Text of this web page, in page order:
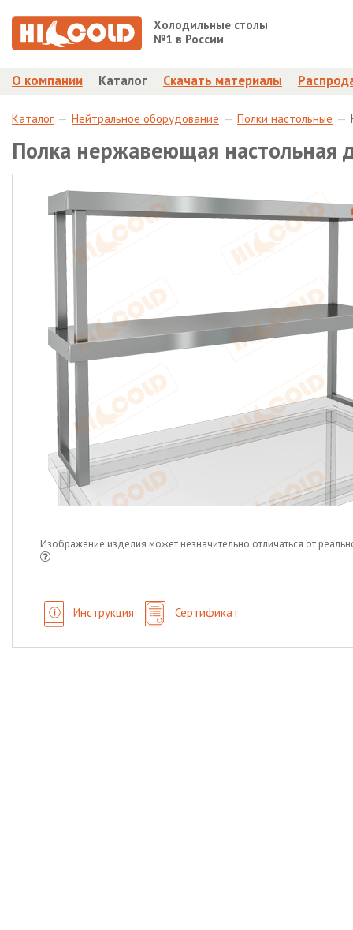
Холодильные столы
№1 в России
О компании Каталог Скачать материалы
Каталог Нейтральное оборудование Полки настольные
Полка нержавеющая настольная
Изображение изделия может незначительно отличаться от
Инструкция Сертификат